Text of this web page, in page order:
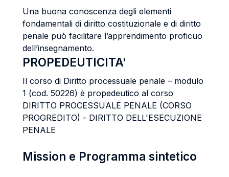
Una buona conoscenza degli elementi
fondamentali di diritto costituzionale e di diritto
penale può facilitare l’apprendimento proficuo
dell’insegnamento.
PROPEDEUTICITA'
Il corso di Diritto processuale penale – modulo
1 (cod. 50226) è propedeutico al corso
DIRITTO PROCESSUALE PENALE (CORSO
PROGREDITO) - DIRITTO DELL'ESECUZIONE
PENALE
Mission e Programma sintetico